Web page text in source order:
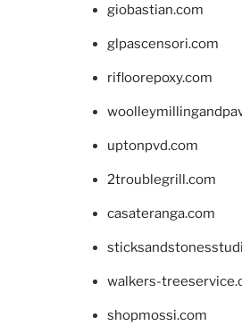
giobastian.com
glpascensori.com
rifloorepoxy.com
uptonpvd.com
2troublegrill.com
casateranga.com
walkers-
shopmossi.com